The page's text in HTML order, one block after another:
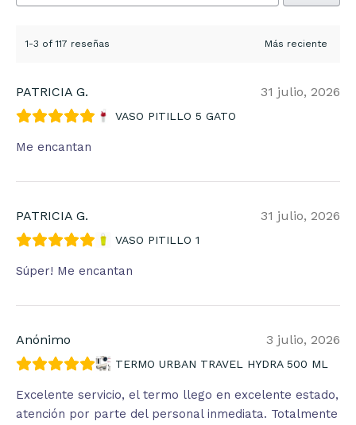
1-3 of 117 reseñas
PATRICIA G. 31 julio, 2026
VASO PITILLO 5 GATO
Me encantan
PATRICIA G. 31 julio, 2026
VASO PITILLO 1
Súper! Me encantan
Anónimo 3 julio, 2026
TERMO URBAN TRAVEL HYDRA 500 ML
Excelente servicio, el termo llego en excelente estado,
atención por parte del personal inmediata. Totalmente